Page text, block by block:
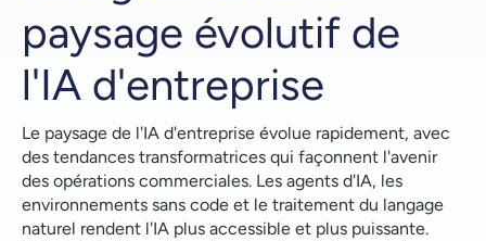
paysage évolutif de
l'IA d'entreprise
Le paysage de l'IA d'entreprise évolue rapidement, avec
des tendances transformatrices qui façonnent l'avenir
des opérations commerciales. Les agents d'IA, les
environnements sans code et le traitement du langage
naturel rendent l'IA plus accessible et plus puissante.